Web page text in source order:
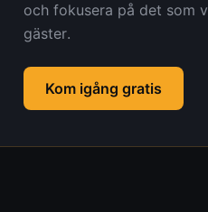
och fokusera på det som
gäster.
Kom igång gratis